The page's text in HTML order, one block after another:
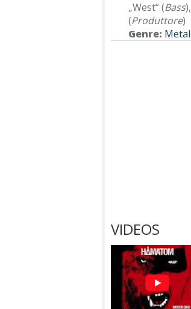
„West“ (Bass
(Produttore)
Genre: Metal
VIDEOS